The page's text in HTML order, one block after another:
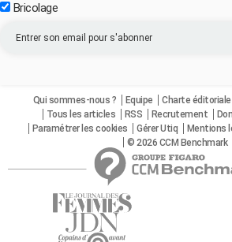
Bricolage
Qui sommes-nous ? Equipe Charte éditoriale
Tous les articles
RSS Recrutement
Paramétrer les cookies
Gérer Utiq Mentions
© 2026 CCM Benchmark